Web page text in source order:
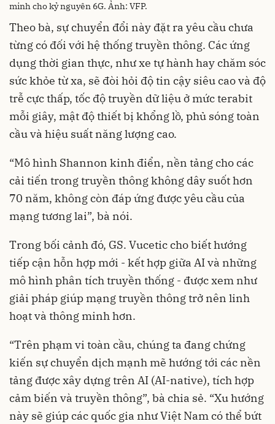
minh cho kỷ nguyên 6G. Ảnh: VFP.
Theo bà, sự chuyển đổi này đặt ra yêu cầu chưa
từng có đối với hệ thống truyền thông. Các ứng
dụng thời gian thực, như xe tự hành hay chăm sóc
sức khỏe từ xa, sẽ đòi hỏi độ tin cậy siêu cao và độ
trễ cực thấp, tốc độ truyền dữ liệu ở mức terabit
mỗi giây, mật độ thiết bị khổng lồ, phủ sóng toàn
cầu và hiệu suất năng lượng cao.
“Mô hình Shannon kinh điển, nền tảng cho các
cải tiến trong truyền thông không dây suốt hơn
70 năm, không còn đáp ứng được yêu cầu của
mạng tương lai”, bà nói.
Trong bối cảnh đó, GS. Vucetic cho biết hướng
tiếp cận hỗn hợp mới - kết hợp giữa AI và những
mô hình phân tích truyền thống - được xem như
giải pháp giúp mạng truyền thông trở nên linh
hoạt và thông minh hơn.
“Trên phạm vi toàn cầu, chúng ta đang chứng
kiến sự chuyển dịch mạnh mẽ hướng tới các nền
tảng được xây dựng trên AI (AI-native), tích hợp
cảm biến và truyền thông”, bà chia sẻ. “Xu hướng
này sẽ giúp các quốc gia như Việt Nam có thể bứt